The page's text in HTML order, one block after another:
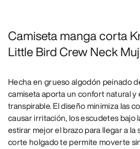
Camiseta manga corta
Little Bird Crew Neck
Hecha en grueso algodón peinado
camiseta aporta un confort natural y
transpirable. El diseño minimiza las
causar irritación, los escudetes bajo
estirar mejor el brazo para llegar a la
corte holgado te permite moverte